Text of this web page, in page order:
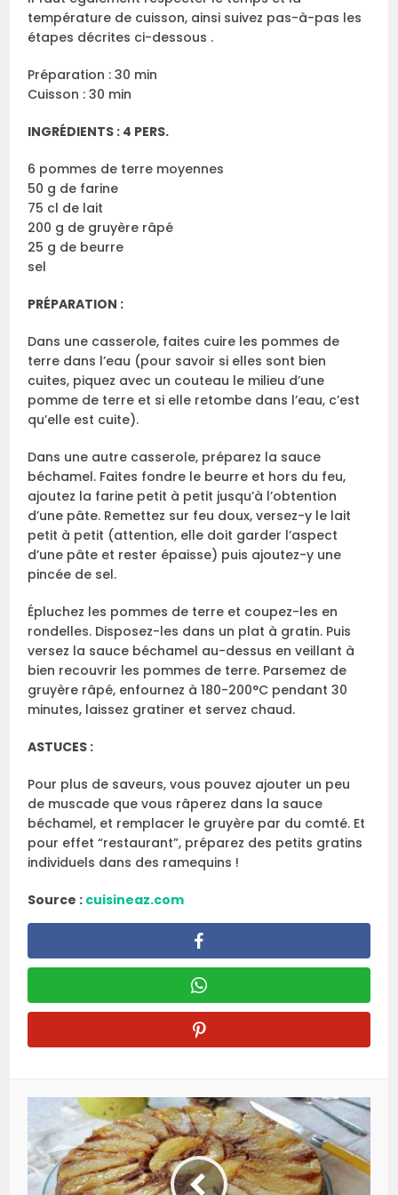
température de cuisson, ainsi suivez pas-à-pas les
étapes décrites ci-dessous .
Préparation : 30 min
Cuisson : 30 min
INGRÉDIENTS : 4 PERS.
6 pommes de terre moyennes
50 g de farine
75 cl de lait
200 g de gruyère râpé
25 g de beurre
sel
PRÉPARATION :
Dans une casserole, faites cuire les pommes de
terre dans l’eau (pour savoir si elles sont bien
cuites, piquez avec un couteau le milieu d’une
pomme de terre et si elle retombe dans l’eau, c’est
qu’elle est cuite).
Dans une autre casserole, préparez la sauce
béchamel. Faites fondre le beurre et hors du feu,
ajoutez la farine petit à petit jusqu’à l’obtention
d’une pâte. Remettez sur feu doux, versez-y le lait
petit à petit (attention, elle doit garder l’aspect
d’une pâte et rester épaisse) puis ajoutez-y une
pincée de sel.
Épluchez les pommes de terre et coupez-les en
rondelles. Disposez-les dans un plat à gratin. Puis
versez la sauce béchamel au-dessus en veillant à
bien recouvrir les pommes de terre. Parsemez de
gruyère râpé, enfournez à 180-200°C pendant 30
minutes, laissez gratiner et servez chaud.
ASTUCES :
Pour plus de saveurs, vous pouvez ajouter un peu
de muscade que vous râperez dans la sauce
béchamel, et remplacer le gruyère par du comté. Et
pour effet “restaurant”, préparez des petits gratins
individuels dans des ramequins !
Source : cuisineaz.com